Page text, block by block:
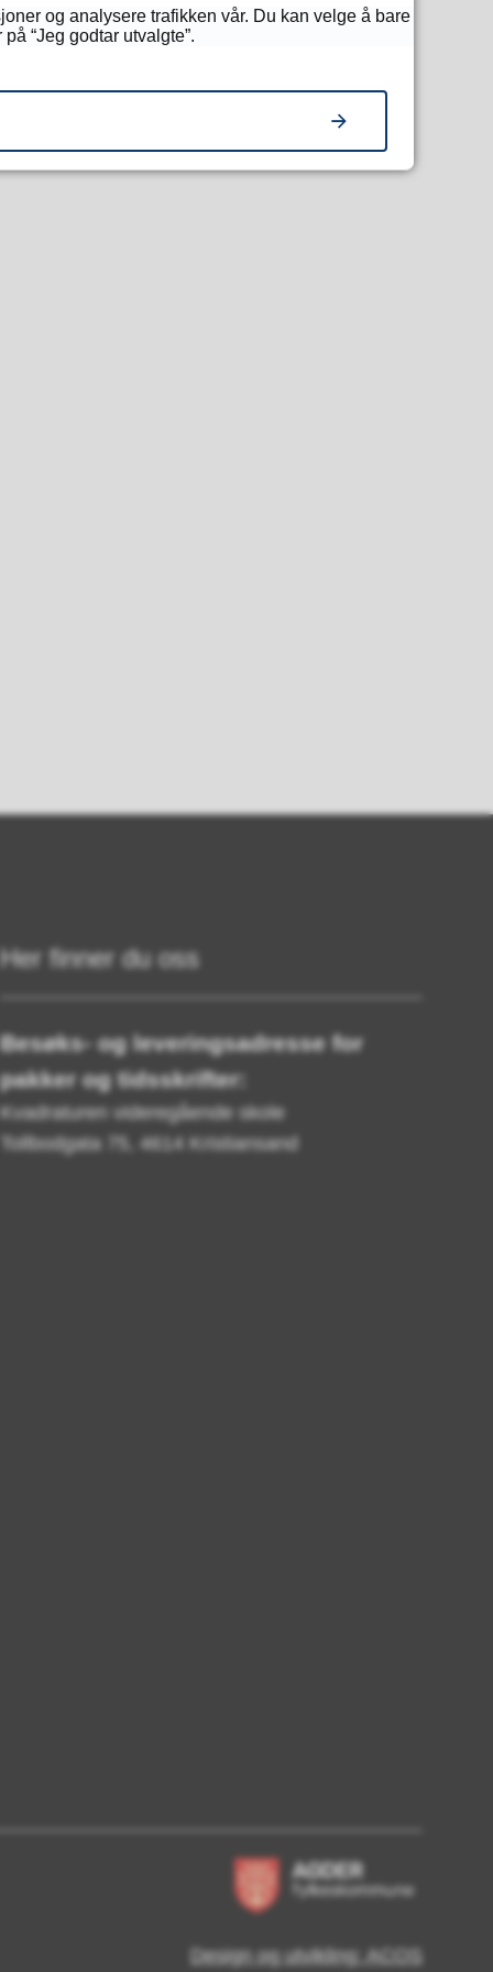
Her finner du oss
Besøks- og leveringsadresse for
pakker og tidsskrifter:
Kvadraturen videregående skole
Tollbodgata 75, 4614 Kristiansand
Design og utvikling: ACOS
og analysere trafikken vår. Du kan velge å bare
“Jeg godtar utvalgte”.